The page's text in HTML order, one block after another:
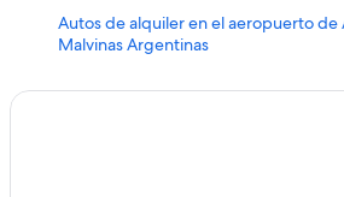
Autos de alquiler en el aeropuerto de
Malvinas Argentinas